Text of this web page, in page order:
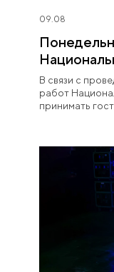
09.08
В связи с
работ
принимать